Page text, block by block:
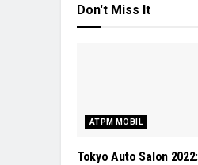
Don't Miss It
ATPM MOBIL
Tokyo Auto Salon